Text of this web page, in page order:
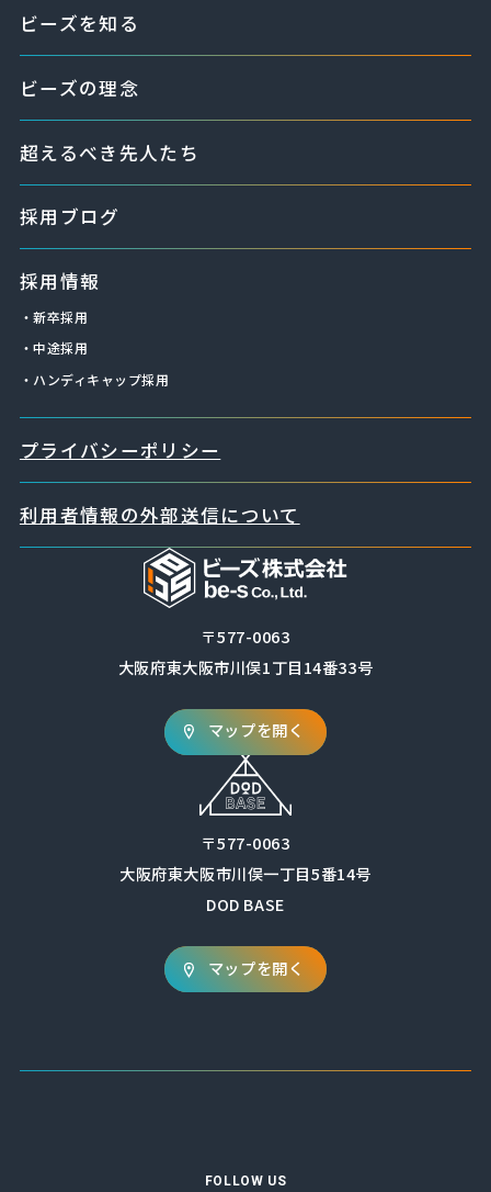
ビーズを知る
ビーズの理念
超えるべき先人たち
採用ブログ
採用情報
・新卒採用
・中途採用
・ハンディキャップ採用
プライバシーポリシー
利用者情報の外部送信について
〒577-0063
大阪府東大阪市川俣1丁目14番33号
マップを開く
〒577-0063
大阪府東大阪市川俣一丁目5番14号
DOD BASE
マップを開く
FOLLOW US